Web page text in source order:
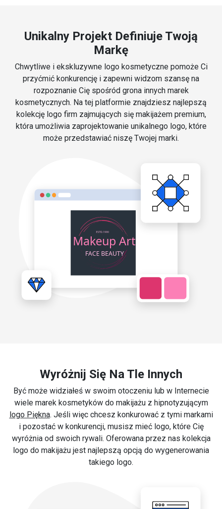
Unikalny Projekt Definiuje Twoją
Markę
Chwytliwe i ekskluzywne logo kosmetyczne pomoże Ci
przyćmić konkurencję i zapewni widzom szansę na
rozpoznanie Cię spośród grona innych marek
kosmetycznych. Na tej platformie znajdziesz najlepszą
kolekcję logo firm zajmujących się makijażem premium,
która umożliwia zaprojektowanie unikalnego logo, które
może przedstawiać niszę Twojej marki.
Wyróżnij Się Na Tle Innych
Być może widziałeś w swoim otoczeniu lub w Internecie
wiele marek kosmetyków do makijażu z hipnotyzującym
logo Piękna. Jeśli więc chcesz konkurować z tymi markami
i pozostać w konkurencji, musisz mieć logo, które Cię
wyróżnia od swoich rywali. Oferowana przez nas kolekcja
logo do makijażu jest najlepszą opcją do wygenerowania
takiego logo.